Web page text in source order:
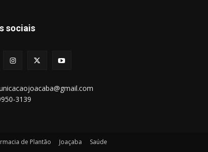
sociais
3139
de Plantão Joaçaba
Saúde